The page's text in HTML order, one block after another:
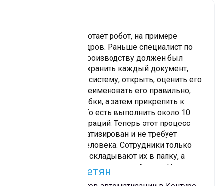
Расскажу, как работает робот, на примере
работы отдела кадров. Раньше специалист по
кадровому делопроизводству должен был
отсканировать, сохранить каждый документ,
затем загрузить в систему, открыть, оценить его
содержание и переименовать его правильно,
проверить на ошибки, а затем прикрепить к
нужному отделу. То есть выполнить около 10
механических операций. Теперь этот процесс
полностью автоматизирован и не требует
вмешательства человека. Сотрудники только
сканируют акты и складывают их в папку, а
робот совершает остальные действия. На них у
него уходит одна минута, он не отвлекается, не
Ирина Карапетян